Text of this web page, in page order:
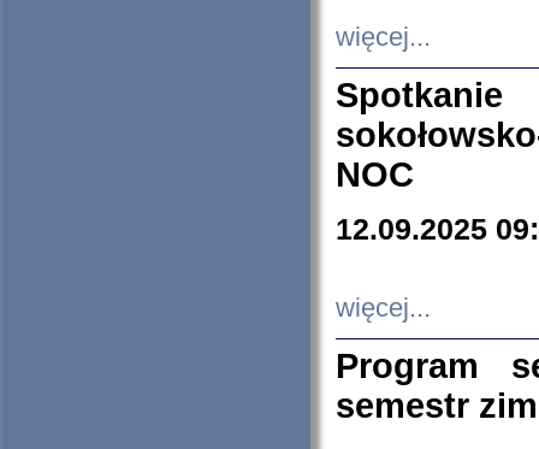
więcej...
NOC
12.09.2025
więcej...
Program
semestr